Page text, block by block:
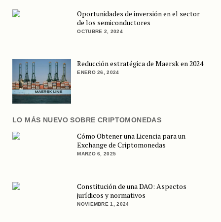
Oportunidades de inversión en el sector
de los semiconductores
OCTUBRE 2, 2024
Reducción estratégica de Maersk en 2024
ENERO 26, 2024
LO MÁS NUEVO SOBRE CRIPTOMONEDAS
Cómo Obtener una Licencia para un
Exchange de Criptomonedas
MARZO 6, 2025
Constitución de una DAO: Aspectos
jurídicos y normativos
NOVIEMBRE 1, 2024